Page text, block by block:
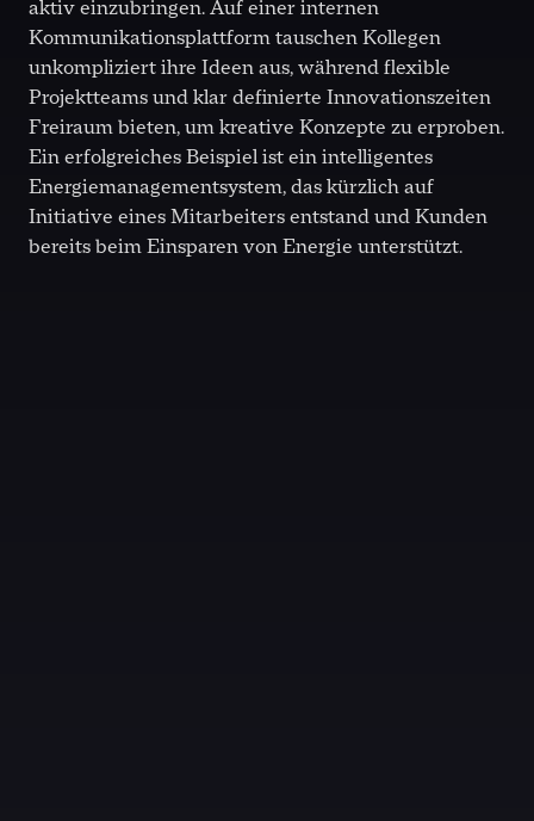
aktiv einzubringen. Auf einer internen
Kommunikationsplattform tauschen Kollegen
unkompliziert ihre Ideen aus, während flexible
Projektteams und klar definierte Innovationszeiten
Freiraum bieten, um kreative Konzepte zu erproben.
Ein erfolgreiches Beispiel ist ein intelligentes
Energiemanagementsystem, das kürzlich auf
Initiative eines Mitarbeiters entstand und Kunden
bereits beim Einsparen von Energie unterstützt.